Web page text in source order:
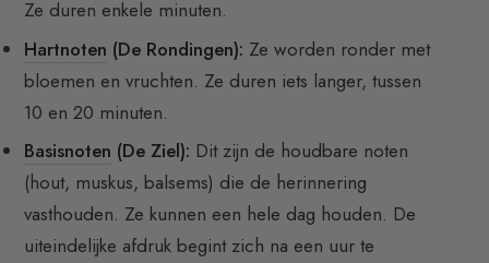
Ze duren enkele minuten.
Hartnoten (De Rondingen): Ze worden ronder met
bloemen en vruchten. Ze duren iets langer, tussen
10 en 20 minuten.
Basisnoten (De Ziel): Dit zijn de houdbare noten
(hout, muskus, balsems) die de herinnering
vasthouden. Ze kunnen een hele dag houden. De
uiteindelijke afdruk begint zich na een uur te